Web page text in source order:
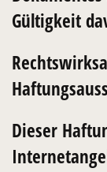
Gültigkeit
Dieser